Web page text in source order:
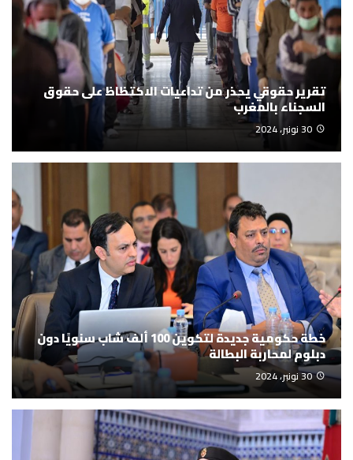
تقرير حقوقي يحذر من تداعيات الاكتظاظ على حقوق
السجناء بالمغرب
30 نونبر، 2024
خطة حكومية جديدة لتكوين 100 ألف شاب سنويًا دون
دبلوم لمحاربة البطالة
30 نونبر، 2024